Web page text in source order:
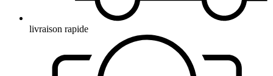
livraison rapide